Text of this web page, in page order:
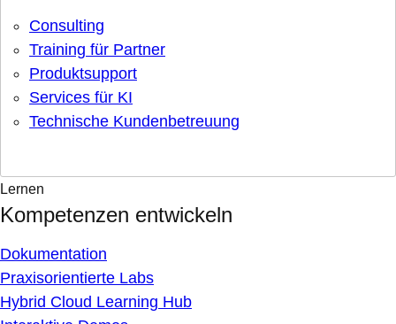
Consulting
Training für Partner
Produktsupport
Services für KI
Technische Kundenbetreuung
Lernen
Kompetenzen entwickeln
Dokumentation
Praxisorientierte Labs
Hybrid Cloud Learning Hub